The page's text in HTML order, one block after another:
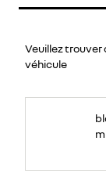
Veuillez trouver
véhicule